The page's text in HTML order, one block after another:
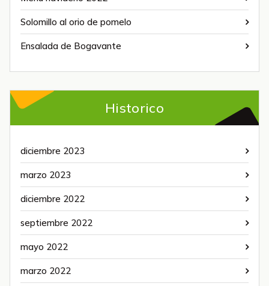
Solomillo al orio de pomelo
Ensalada de Bogavante
Historico
diciembre 2023
marzo 2023
diciembre 2022
septiembre 2022
mayo 2022
marzo 2022